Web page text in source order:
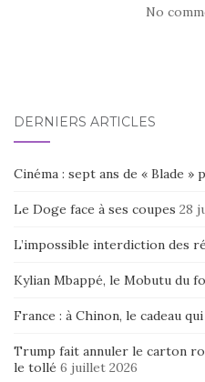
No
DERNIERS ARTICLES
Cinéma : sept ans de « Blade »
Le Doge face à ses coupes 28
L’impossible interdiction des
Kylian Mbappé, le Mobutu du
France : à Chinon, le cadeau
Trump fait annuler le carton
le tollé 6 juillet 2026